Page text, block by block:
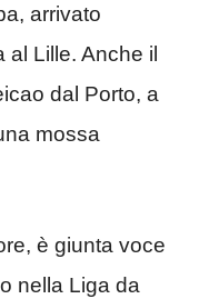
arrivato
al Lille. Anche il
dal Porto, a
mossa
è giunta voce
nella Liga da